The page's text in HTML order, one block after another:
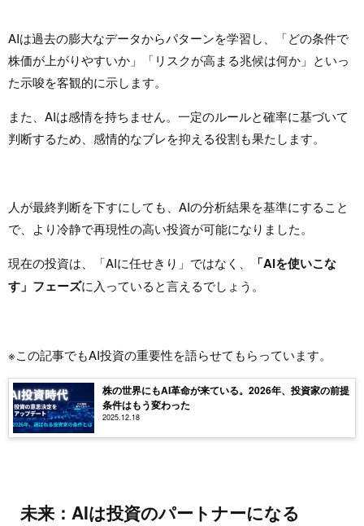
AIは過去の膨大なデータからパターンを学習し、「どの条件で
株価が上がりやすいか」「リスクが高まる兆候は何か」といっ
た示唆を客観的に示します。
また、AIは感情を持ちません。一定のルールと確率に基づいて
判断するため、感情的なブレを抑える役割も果たします。
人が最終判断を下すにしても、AIの分析結果を基準にすること
で、より冷静で再現性の高い投資が可能になりました。
現在の投資は、「AIに任せきり」ではなく、
「AIを使いこな
す」フェーズに入っていると言えるでしょう。
※この記事でもAI投資の重要性を語らせてもらっています。
株の世界にもAI革命が来ている。2026年、投資家の前提
条件はもう変わった
2025.12.18
未来：AIは投資のパートナーになる